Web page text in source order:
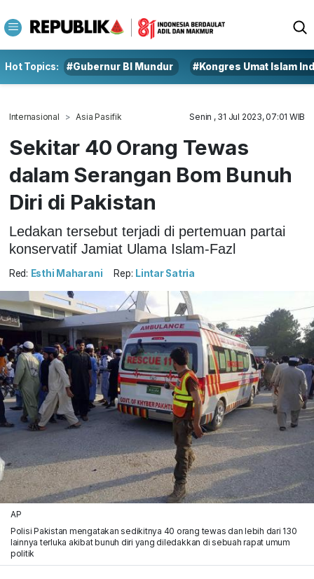
Hot Topics: #Gubernur BI Mundur #Kongres Umat Islam
Internasional Asia Pasifik Senin , 31 Jul 2023, 07:01 WIB
Sekitar 40 Orang Tewas
dalam Serangan Bom Bunuh
Diri di Pakistan
Ledakan tersebut terjadi di pertemuan partai
konservatif Jamiat Ulama Islam-Fazl
Red: Esthi Maharani Rep: Lintar Satria
AP
Polisi Pakistan mengatakan sedikitnya 40 orang tewas dan lebih dari 130
lainnya terluka akibat bunuh diri yang diledakkan di sebuah rapat umum
politik